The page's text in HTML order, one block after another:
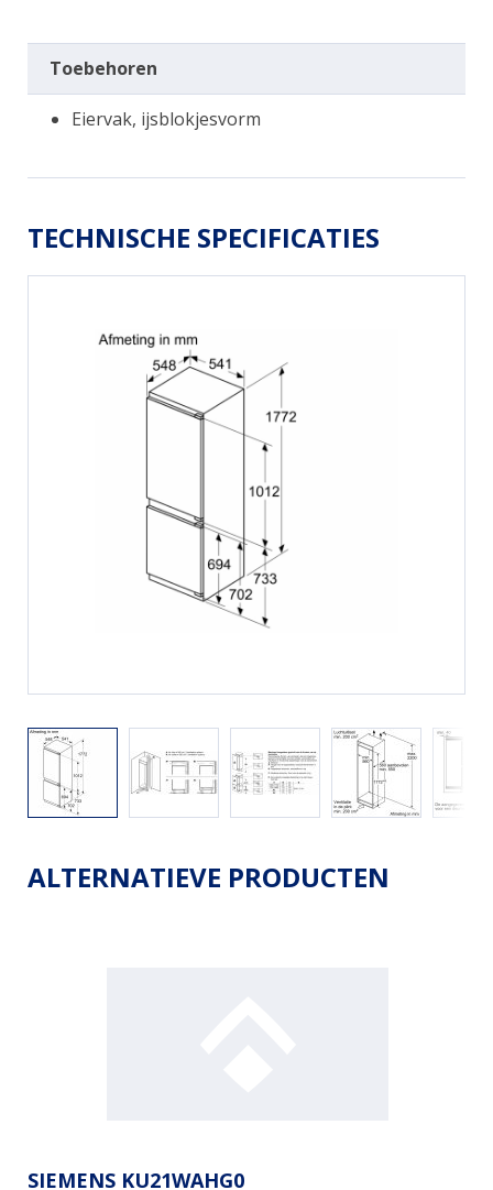
Toebehoren
Eiervak, ijsblokjesvorm
TECHNISCHE SPECIFICATIES
ALTERNATIEVE PRODUCTEN
SIEMENS KU21WAHG0